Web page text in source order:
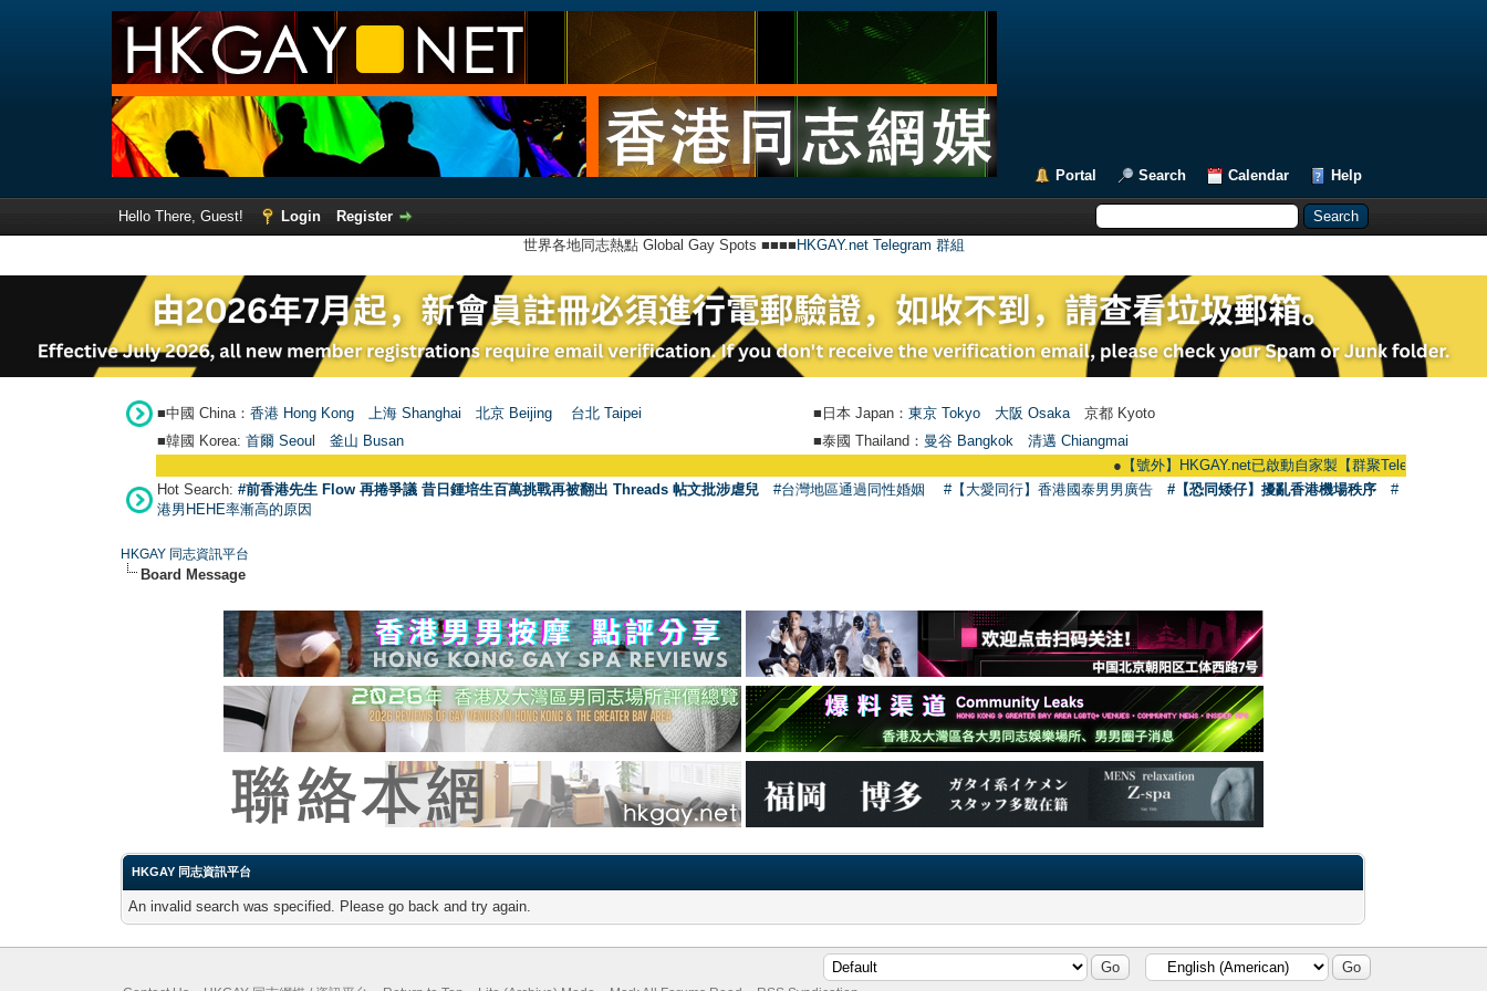
Portal Search Calendar Help
Hello There, Guest! Login
Register
世界各地同志熱點 Global Gay Spots ■■■■ HKGAY.net Telegram 群組
■中國 China： 香港 Hong Kong 上海 Shanghai 北京 Beijing 台北 Taipei ■日本 Japan： 東京 Tokyo 大阪 Osaka 京都 Kyoto
■韓國 Korea: 首爾 Seou 釜山 Busan ■泰國 Thailand： 曼谷 Bangkok
清邁 Chiangmai
【號外】HKGAY.net已啟動自家製【群聚Telegram群組】
Hot Search: #前香港先生 Flow 再捲爭議 昔日鍾培生百萬挑戰再被翻出 Threads 帖文批涉虐兒 #台灣地區通過同性婚姻 #【大愛同行】香港國泰男男廣告 #【恐同矮仔】擾亂香港機場秩序
#
港男HEHE率漸高的原因
HKGAY 同志資訊平台
Board Message
HKGAY 同志資訊平台
An invalid search was specified. Please go back and try again.